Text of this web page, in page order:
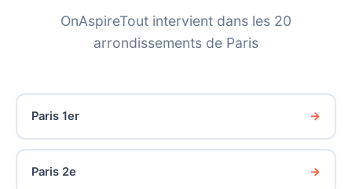
OnAspireTout intervient dans les 20
arrondissements de Paris
Paris 1er
Paris 2e